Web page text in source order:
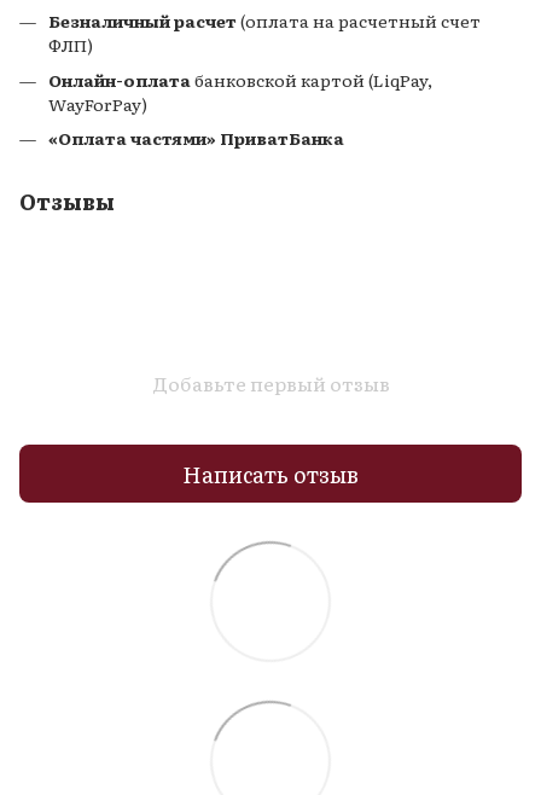
Безналичный расчет(оплата на расчетный счет
ФЛП)
Онлайн-оплата банковской картой (LiqPay,
WayForPay)
«Оплата частями» ПриватБанка
Отзывы
Добавьте первый отзыв
Написать отзыв